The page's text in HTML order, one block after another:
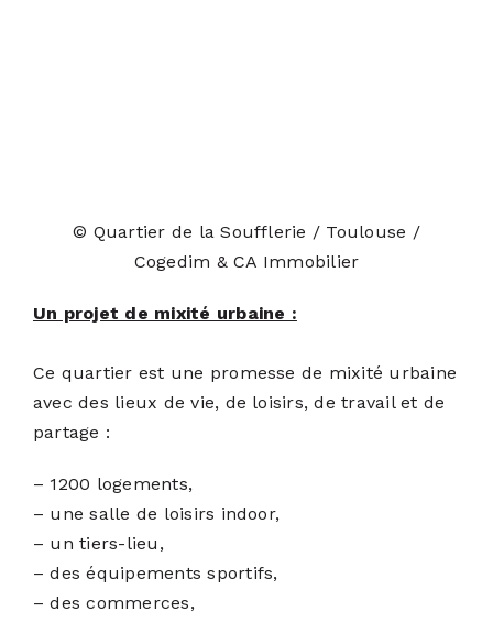
© Quartier de la Soufflerie / Toulouse /
Cogedim & CA Immobilier
Un projet de mixité urbaine :
Ce quartier est une promesse de mixité urbaine
avec des lieux de vie, de loisirs, de travail et de
partage :
– 1200 logements,
– une salle de loisirs indoor,
– un tiers-lieu,
– des équipements sportifs,
– des commerces,